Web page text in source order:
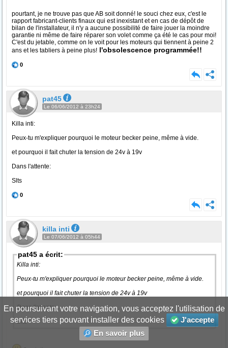
pourtant, je ne trouve pas que AB soit donné! le souci chez eux, c'est le
rapport fabricant-clients finaux qui est inexistant et en cas de dépôt de
bilan de l'installateur, il n'y a aucune possibilité de faire jouer la moindre
garantie ni même de faire réparer son volet comme ça été le cas pour moi!
C'est du jetable, comme on le voit pour les moteurs qui tiennent à peine 2
ans et les tabliers à peine plus! l'obsolescence programmée!!
0
pat45
Le 06/06/2012 à 23h24
Killa inti:
Peux-tu m'expliquer pourquoi le moteur becker peine, même à vide.
et pourquoi il fait chuter la tension de 24v à 19v
Dans l'attente:
Slts
0
killa inti
Le 07/06/2012 à 05h44
pat45 a écrit:
Killa inti:
Peux-tu m'expliquer pourquoi le moteur becker peine, même à vide.
et pourquoi il fait chuter la tension de 24v à 19v
Dans l'attente:
Slts
En poursuivant votre navigation, vous acceptez l'utilisation de
services tiers pouvant installer des cookies
J'accepte
En savoir plus